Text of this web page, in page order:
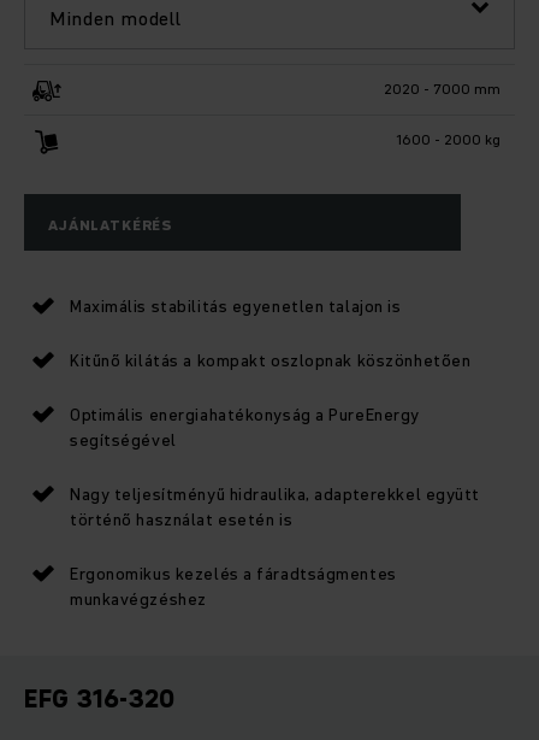
Minden modell
2020 - 7000 mm
1600 - 2000 kg
AJÁNLATKÉRÉS
Maximális stabilitás egyenetlen talajon is
Kitűnő kilátás a kompakt oszlopnak köszönhetően
Optimális energiahatékonyság a PureEnergy
segítségével
Nagy teljesítményű hidraulika, adapterekkel együtt
történő használat esetén is
Ergonomikus kezelés a fáradtságmentes
munkavégzéshez
EFG 316-320